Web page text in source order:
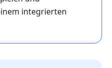
integrierten